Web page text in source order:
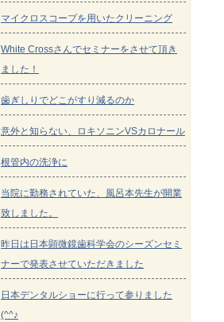
マイクロスコープを用いたクリーニング
White Crossさんでセミナーをさせて頂き
ました！
歯ぎしりでどこがすり減るのか
意外と知らない、ロキソニンVSカロナール
根管内の洗浄に
当院に勤務されていた、風呂本先生が開業
致しました。
昨日は日本顕微鏡歯科学会のシーズンセミ
ナーで発表させていただきました
日本デンタルショーに行って参りました
(^^♪